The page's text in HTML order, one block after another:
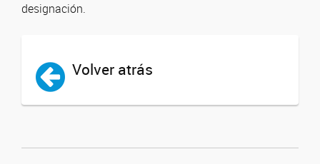
designación.
Volver atrás